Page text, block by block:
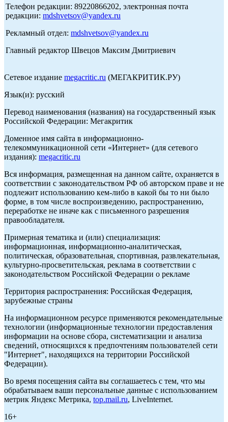
Телефон редакции: 89220866202, электронная почта
редакции: mdshvetsov@yandex.ru
Рекламный отдел: mdshvetsov@yandex.ru
Главный редактор Швецов Максим Дмитриевич
Сетевое издание megacritic.ru (МЕГАКРИТИК.РУ)
Язык(и): русский
Перевод наименования (названия) на государственный язык
Российской Федерации: Мегакритик
Доменное имя сайта в информационно-
телекоммуникационной сети «Интернет» (для сетевого
издания): megacritic.ru
Вся информация, размещенная на данном сайте, охраняется в
соответствии с законодательством РФ об авторском праве и не
подлежит использованию кем-либо в какой бы то ни было
форме, в том числе воспроизведению, распространению,
переработке не иначе как с письменного разрешения
правообладателя.
Примерная тематика и (или) специализация:
информационная, информационно-аналитическая,
политическая, образовательная, спортивная, развлекательная,
культурно-просветительская, реклама в соответствии с
законодательством Российской Федерации о рекламе
Территория распространения: Российская Федерация,
зарубежные страны
На информационном ресурсе применяются рекомендательные
технологии (информационные технологии предоставления
информации на основе сбора, систематизации и анализа
сведений, относящихся к предпочтениям пользователей сети
"Интернет", находящихся на территории Российской
Федерации).
Во время посещения сайта вы соглашаетесь с тем, что мы
обрабатываем ваши персональные данные с использованием
метрик Яндекс Метрика, top.mail.ru, LiveInternet.
16+